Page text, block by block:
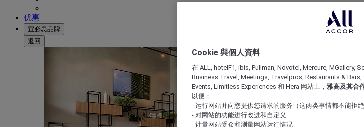
优惠
宜必思品牌
返回
Cookie 與個人資料
在 ALL, hotelF1, ibis, Pullman, Novotel, Mercure, MGallery,
Business Travel, Meetings, Travelpros, Restaurants &
Events, Limitless Experiences 和 Hera 网站上， 雅高及其合
以便：
- 运行网站并向您提供您请求的服务（这两类事情都不能拒绝
- 对网站的功能进行改进和自定义
- 计量网站受众和测量网站运行情况